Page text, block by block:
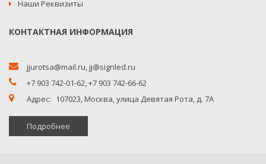
Наши Реквизиты
КОНТАКТНАЯ ИНФОРМАЦИЯ
jjurotsa@mail.ru,jj@signled.ru
+7 903 742-01-62,+7 903 742-66-62
Адрес: 107023, Москва, улица Девятая Рота, д. 7А
Подробнее